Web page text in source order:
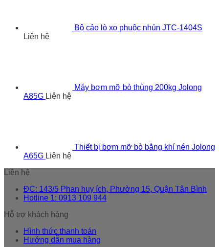
Bộ cảo lò xo phuộc nhún JTC-1404S
Liên hệ
Máy bơm mỡ bò thùng 200kg Jolong
A85G Liên hệ
Thiết bị bơm mỡ bò bằng khí nén Jolong
A65G Liên hệ
Liên hệ
ĐC: 143/5 Phan huy ích, Phường 15, Quận Tân Bình
Hotline 1: 0913 109 944
Hỗ trợ khách hàng
Hình thức thanh toán
Hướng dẫn mua hàng